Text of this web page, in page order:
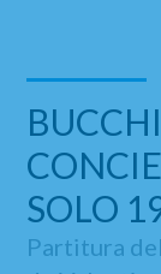
SOLO
Partitura